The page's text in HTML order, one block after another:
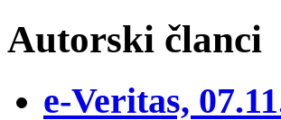
Autorski članci
e-Veritas,